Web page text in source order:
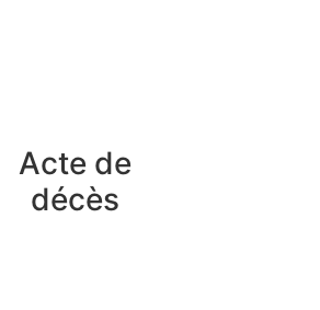
Acte de
décès